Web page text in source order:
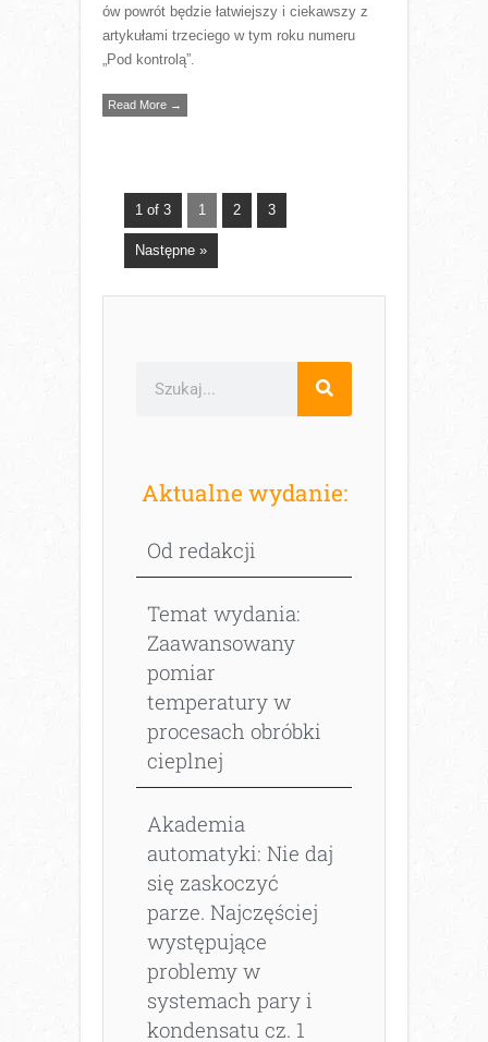
ów powrót będzie łatwiejszy i ciekawszy z
artykułami trzeciego w tym roku numeru
„Pod kontrolą”.
Read More →
1 of 3 1 2 3
Następne »
Aktualne wydanie:
Od redakcji
Temat wydania:
Zaawansowany
pomiar
temperatury w
procesach obróbki
cieplnej
Akademia
automatyki: Nie daj
się zaskoczyć
parze. Najczęściej
występujące
problemy w
systemach pary i
kondensatu cz. 1